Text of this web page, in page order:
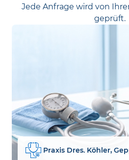
Jede Anfrage wird von
geprüft.